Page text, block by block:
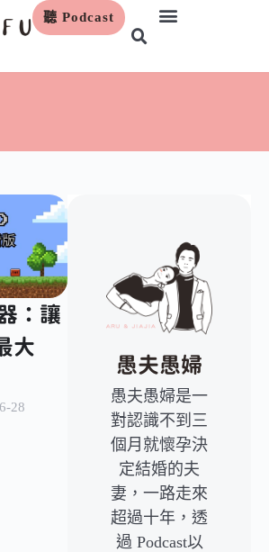
聽 Podcast
：讓
大
28
愚夫愚婦
愚夫愚婦是一
對認識不到三
個月就懷孕決
定結婚的夫
妻，一路走來
超過十年，透
過 Podcast以